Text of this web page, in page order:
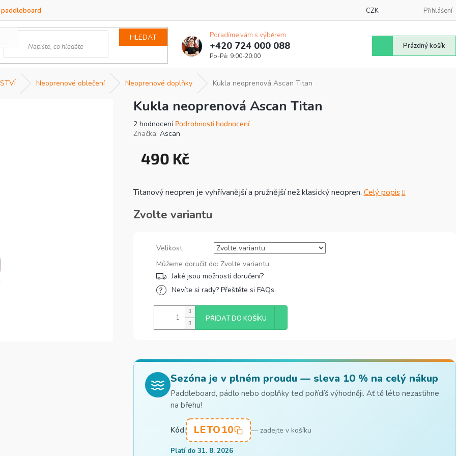
paddleboard CZK Přihlášení
HLEDAT Poradíme vám s výběrem
+420 724 000 088
Nákupní
košík
Prázdný košík
Neoprenové oblečení Neoprenové doplňky Kukla neoprenová Ascan Titan
Kukla neoprenová Ascan Titan
Průměrné
hodnocení
5,0
hvězdiček.
2 hodnocení Podrobnosti hodnocení
Značka: Ascan
490 Kč
Zvolte variantu
Velikost
Můžeme doručit do: Zvolte variantu
Nevíte si rady? Přeštěte si FAQs.
PŘIDAT DO KOŠÍKU
Sezóna je v plném proudu — sleva 10 % na celý nákup
Paddleboard, pádlo nebo doplňky teď pořídíš výhodněji. Ať tě léto nezastihne
na břehu!
Kód: LETO10 — zadejte v košíku
Platí do 31. 8. 2026
Titanový neopren je vyhřívanější a pružnější než klasický neopren. Celý popis